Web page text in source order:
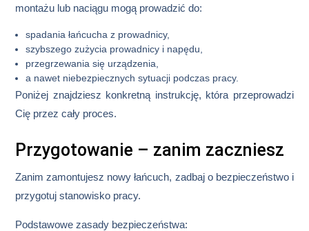
montażu lub naciągu mogą prowadzić do:
spadania łańcucha z prowadnicy,
szybszego zużycia prowadnicy i napędu,
przegrzewania się urządzenia,
a nawet niebezpiecznych sytuacji podczas pracy.
Poniżej znajdziesz konkretną instrukcję, która przeprowadzi
Cię przez cały proces.
Przygotowanie – zanim zaczniesz
Zanim zamontujesz nowy łańcuch, zadbaj o bezpieczeństwo i
przygotuj stanowisko pracy.
Podstawowe zasady bezpieczeństwa: